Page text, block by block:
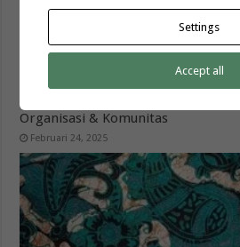
Organisasi & Komunitas
Februari 24, 2025
Settings
Accept all